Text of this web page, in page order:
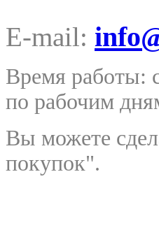
E-mail:
Время работы:
по рабочим
Вы можете
покупок".